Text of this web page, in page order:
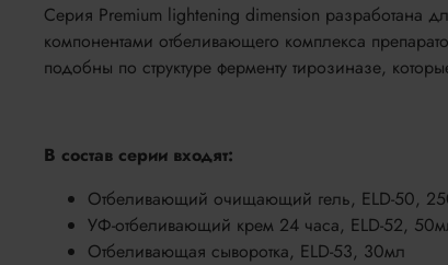
Серия Premium lightening dimension разработана
компонентами отбеливающего комплекса
подобны по структуре ферменту тирозиназе,
В состав серии входят:
Отбеливающий очищающий гель, ELD-50,
УФ-отбеливающий крем 24 часа, ELD-52,
Отбеливающая сыворотка, ELD-53, 30мл